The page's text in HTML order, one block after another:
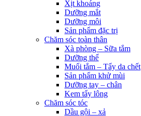
Xịt khoáng
Dưỡng mắt
Dưỡng môi
Sản phẩm đặc trị
Chăm sóc toàn thân
Xà phòng – Sữa tắm
Dưỡng thể
Muối tắm – Tẩy da chết
Sản phẩm khử mùi
Dưỡng tay – chân
Kem tẩy lông
Chăm sóc tóc
Dầu gội – xả